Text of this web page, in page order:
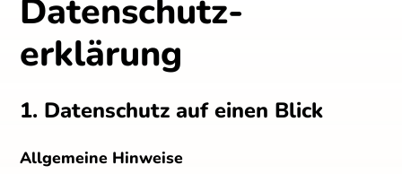
Datenschutz­
erklärung
1. Datenschutz auf einen Blick
Allgemeine Hinweise